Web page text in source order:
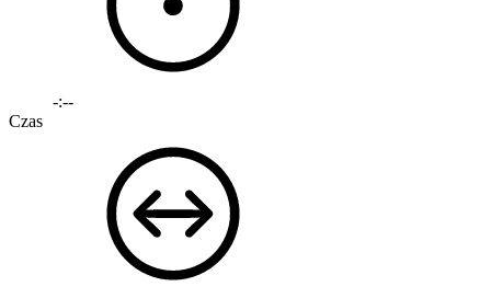
-:--
Czas